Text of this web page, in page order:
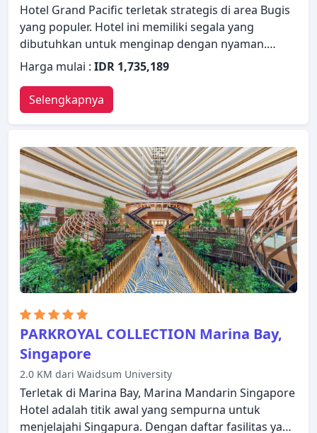
Hotel Grand Pacific terletak strategis di area Bugis
yang populer. Hotel ini memiliki segala yang
dibutuhkan untuk menginap dengan nyaman.
Layanan kamar 24 jam, WiFi gratis di semua kamar,
satpam 24 jam, layanan kebersihan harian, layanan
taksi dapat ditemukan di hotel ini. Sandal, televisi
layar datar, akses internet WiFi (gratis), kamar
bebas asap rokok, AC dapat ditemukan di beberapa
kamar. Hotel ini menawarkan berbagai pilihan
rekreasi. Hotel Grand Pacific adalah pilihan yang
sangat baik untuk menjelajahi Singapura atau
untuk sekadar bersantai dan menyegarkan diri.
Harga mulai : IDR 1,735,189
Selengkapnya
PARKROYAL COLLECTION Marina Bay,
Singapore
2.0 KM dari Waidsum University
Terletak di Marina Bay, Marina Mandarin Singapore
Hotel adalah titik awal yang sempurna untuk
menjelajahi Singapura. Dengan daftar fasilitas yang